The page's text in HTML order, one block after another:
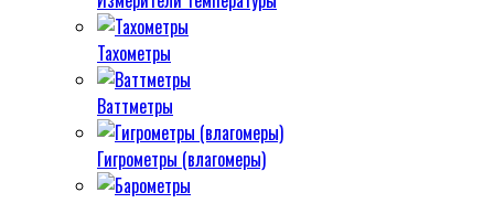
Тахометры
Ваттметры
Гигрометры (влагомеры)